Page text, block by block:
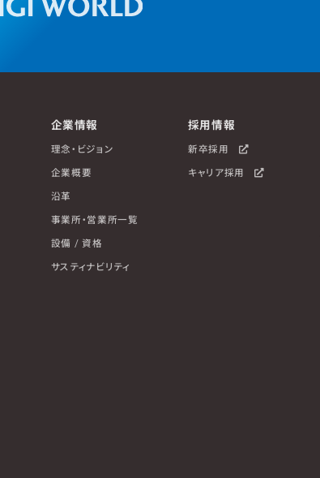
企業情報
理念・ビジョン
企業概要
沿革
事業所・営業所一覧
設備 / 資格
サスティナビリティ
採用情報
新卒採用
キャリア採用